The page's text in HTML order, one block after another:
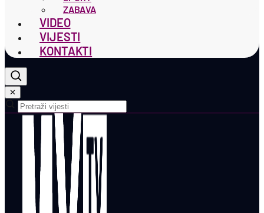
ZABAVA
VIDEO
VIJESTI
KONTAKTI
✕